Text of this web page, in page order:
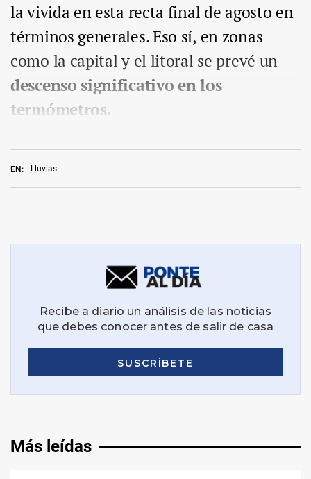
EN: Lluvias
la vivida en esta recta final de agosto en
términos generales. Eso sí, en zonas
como la capital y el litoral se prevé un
descenso significativo en los
termómetros.
Más leídas